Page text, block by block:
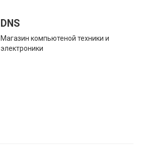
DNS
Магазин компьютеной техники и
электроники